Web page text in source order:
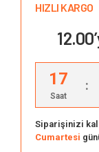
HIZLI KARGO
17
Saat
:
Siparişinizi
Cumartesi